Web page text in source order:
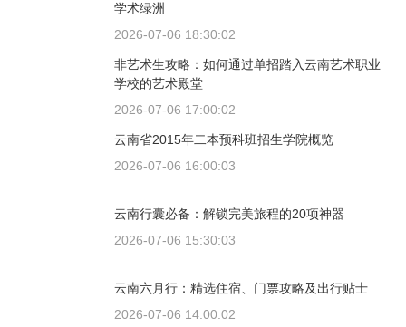
学术绿洲
2026-07-06 18:30:02
非艺术生攻略：如何通过单招踏入云南艺术职业
学校的艺术殿堂
2026-07-06 17:00:02
云南省2015年二本预科班招生学院概览
2026-07-06 16:00:03
云南行囊必备：解锁完美旅程的20项神器
2026-07-06 15:30:03
云南六月行：精选住宿、门票攻略及出行贴士
2026-07-06 14:00:02